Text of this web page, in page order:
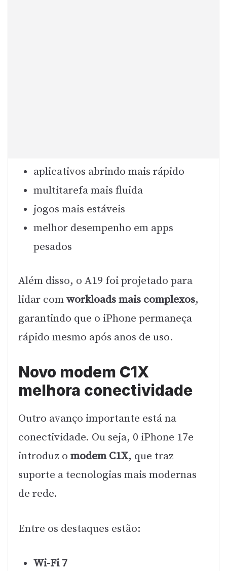
aplicativos abrindo mais rápido
multitarefa mais fluida
jogos mais estáveis
melhor desempenho em apps
pesados
Além disso, o A19 foi projetado para
lidar comworkloads mais complexos,
garantindo que o iPhone permaneça
rápido mesmo após anos de uso.
Novo modem C1X
melhora conectividade
Outro avanço importante está na
conectividade. Ou seja, 0 iPhone 17e
introduz o modem C1X, que traz
suporte a tecnologias mais modernas
de rede.
Entre os destaques estão:
Wi-Fi 7